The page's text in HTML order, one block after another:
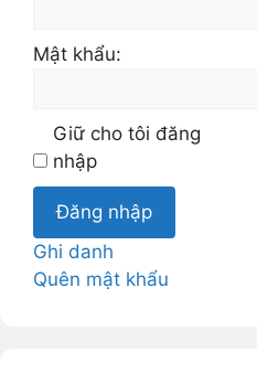
Mật khẩu:
Giữ cho tôi đăng
nhập
Đăng nhập
Ghi danh
Quên mật khẩu